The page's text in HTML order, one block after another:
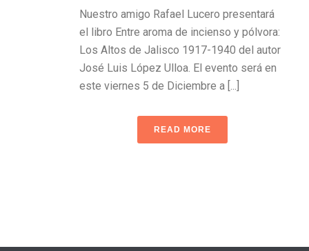
Nuestro amigo Rafael Lucero presentará
el libro Entre aroma de incienso y pólvora:
Los Altos de Jalisco 1917-1940 del autor
José Luis López Ulloa. El evento será en
este viernes 5 de Diciembre a [...]
READ MORE